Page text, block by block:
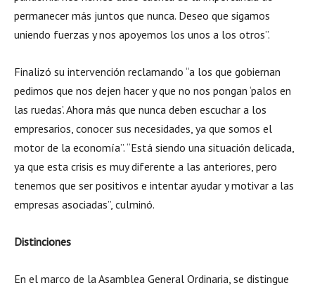
permanecer más juntos que nunca. Deseo que sigamos
uniendo fuerzas y nos apoyemos los unos a los otros”.
Finalizó su intervención reclamando “a los que gobiernan
pedimos que nos dejen hacer y que no nos pongan ‘palos en
las ruedas’. Ahora más que nunca deben escuchar a los
empresarios, conocer sus necesidades, ya que somos el
motor de la economía”. “Está siendo una situación delicada,
ya que esta crisis es muy diferente a las anteriores, pero
tenemos que ser positivos e intentar ayudar y motivar a las
empresas asociadas”, culminó.
Distinciones
En el marco de la Asamblea General Ordinaria, se distingue